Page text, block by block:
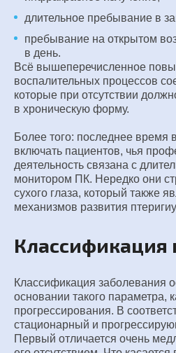
длительное пребывание в
пребывание на открытом
в день.
Всё вышеперечисленное
воспалительных процессов
которые при отсутствии
в хроническую форму.
Более того: последнее время
включать пациентов, чья
деятельность связана с
монитором ПК. Нередко они
сухого глаза, который также
механизмов развития
Классификация
Классификация заболевания
основании такого параметра,
прогрессирования. В
стационарный и
Первый отличается очень